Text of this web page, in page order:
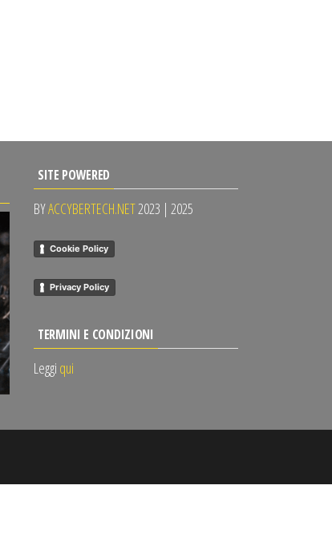
SITE POWERED
BYACCYBERTECH.NET2023 | 2025
Cookie Policy
Privacy Policy
TERMINI E CONDIZIONI
Leggi qui